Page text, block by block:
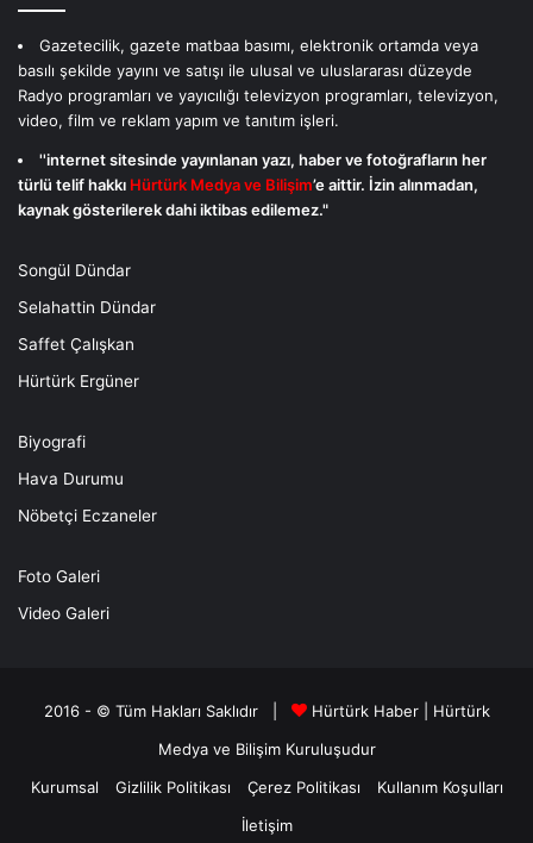
Gazetecilik, gazete matbaa basımı, elektronik ortamda veya
basılı şekilde yayını ve satışı ile ulusal ve uluslararası düzeyde
Radyo programları ve yayıcılığı televizyon programları, televizyon,
video, film ve reklam yapım ve tanıtım işleri.
''internet sitesinde yayınlanan yazı, haber ve fotoğrafların her
türlü telif hakkı Hürtürk Medya ve Bilişim’e aittir. İzin alınmadan,
kaynak gösterilerek dahi iktibas edilemez."
Songül Dündar
Selahattin Dündar
Saffet Çalışkan
Hürtürk Ergüner
Biyografi
Hava Durumu
Nöbetçi Eczaneler
Foto Galeri
Video Galeri
2016 - © Tüm Hakları Saklıdır | Hürtürk Haber
Hürtürk
Medya ve BilişimKuruluşudur
Kurumsal
Gizlilik Politikası Çerez Politikası
Kullanım Koşulları
İletişim